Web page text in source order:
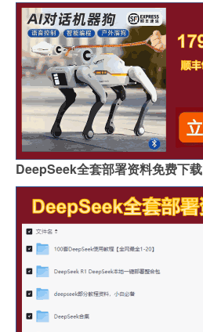
DeepSeek全套部署资料免费下载